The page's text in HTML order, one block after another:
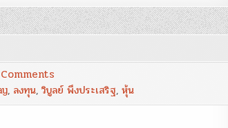
เงิน
ชุมชน
;
ข้อคิด
การ
ลงพื้น
:
สฤณี
อา
ทำไม
ไม่
กล้า
, ลงทุน, วิบูลย์ พึงประเสริฐ, หุ้น